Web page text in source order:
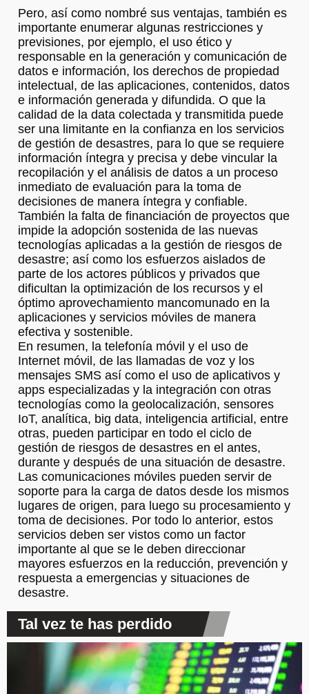
Pero, así como nombré sus ventajas, también es
importante enumerar algunas restricciones y
previsiones, por ejemplo, el uso ético y
responsable en la generación y comunicación de
datos e información, los derechos de propiedad
intelectual, de las aplicaciones, contenidos, datos
e información generada y difundida. O que la
calidad de la data colectada y transmitida puede
ser una limitante en la confianza en los servicios
de gestión de desastres, para lo que se requiere
información íntegra y precisa y debe vincular la
recopilación y el análisis de datos a un proceso
inmediato de evaluación para la toma de
decisiones de manera íntegra y confiable.
También la falta de financiación de proyectos que
impide la adopción sostenida de las nuevas
tecnologías aplicadas a la gestión de riesgos de
desastre; así como los esfuerzos aislados de
parte de los actores públicos y privados que
dificultan la optimización de los recursos y el
óptimo aprovechamiento mancomunado en la
aplicaciones y servicios móviles de manera
efectiva y sostenible.
En resumen, la telefonía móvil y el uso de
Internet móvil, de las llamadas de voz y los
mensajes SMS así como el uso de aplicativos y
apps especializadas y la integración con otras
tecnologías como la geolocalización, sensores
IoT, analítica, big data, inteligencia artificial, entre
otras, pueden participar en todo el ciclo de
gestión de riesgos de desastres en el antes,
durante y después de una situación de desastre.
Las comunicaciones móviles pueden servir de
soporte para la carga de datos desde los mismos
lugares de origen, para luego su procesamiento y
toma de decisiones. Por todo lo anterior, estos
servicios deben ser vistos como un factor
importante al que se le deben direccionar
mayores esfuerzos en la reducción, prevención y
respuesta a emergencias y situaciones de
desastre.
Tal vez te has perdido